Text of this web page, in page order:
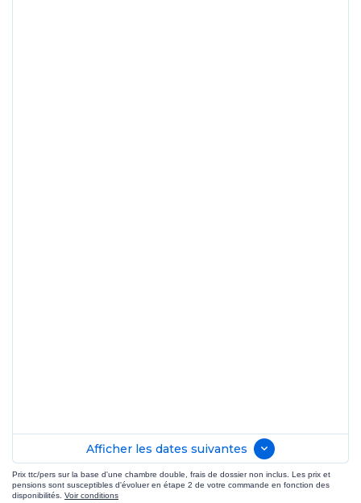
Afficher les dates suivantes
Prix ttc/pers sur la base d'une chambre double, frais de dossier non inclus. Les prix et
pensions sont susceptibles d'évoluer en étape 2 de votre commande en fonction des
disponibilités. Voir conditions